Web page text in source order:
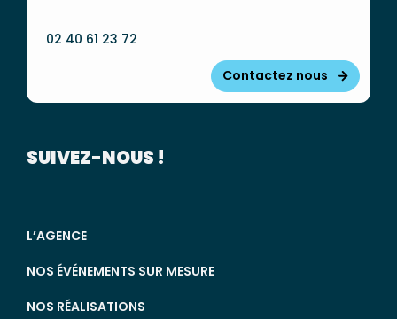
02 40 61 23 72
Contactez nous
SUIVEZ-NOUS !
L’AGENCE
NOS ÉVÉNEMENTS SUR MESURE
NOS RÉALISATIONS